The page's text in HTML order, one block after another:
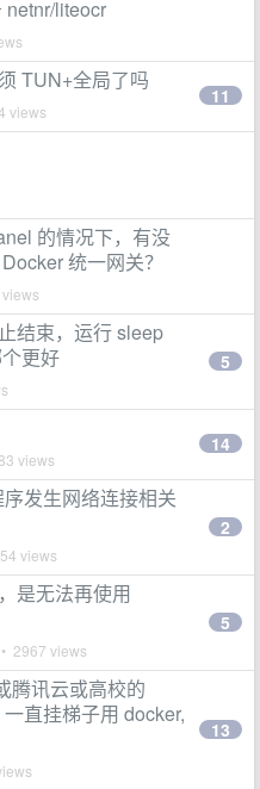
netnr/liteocr
TUN+全局了吗
views
11
的情况下，有没
统一网关？
结束，运行 sleep
更好
5
views
14
发生网络连接相关
views
2
是无法再使用
2967 views
5
腾讯云或高校的
直挂梯子用 docker,
13